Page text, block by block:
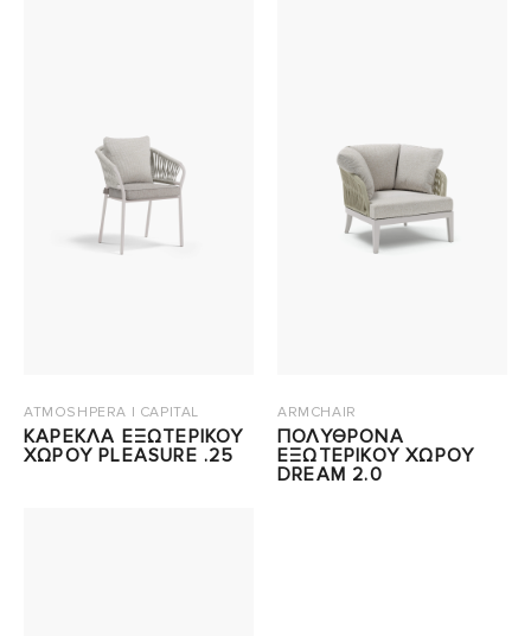
ATMOSHPERA | CAPITAL
ΚΑΡΕΚΛΑ ΕΞΩΤΕΡΙΚΟΥ
ΧΩΡΟΥ PLEASURE .25
ARMCHAIR
ΠΟΛΥΘΡΟΝΑ
ΕΞΩΤΕΡΙΚΟΥ ΧΩΡΟΥ
DREAM 2.0